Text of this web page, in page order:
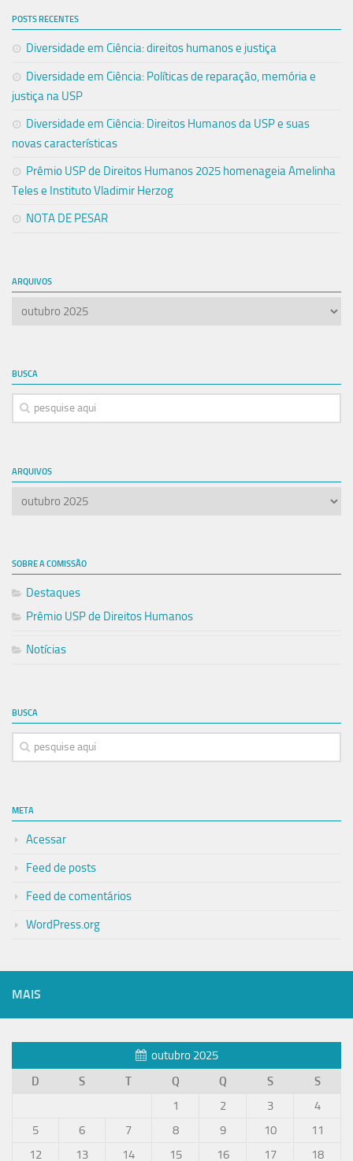
POSTS RECENTES
Diversidade em Ciência: direitos humanos e justiça
Diversidade em Ciência: Políticas de reparação, memória e
justiça na USP
Diversidade em Ciência: Direitos Humanos da USP e suas
novas características
Prêmio USP de Direitos Humanos 2025 homenageia Amelinha
Teles e Instituto Vladimir Herzog
NOTA DE PESAR
ARQUIVOS
Arquivos
BUSCA
ARQUIVOS
Arquivos
SOBRE A COMISSÃO
Destaques
Prêmio USP de Direitos Humanos
Notícias
BUSCA
META
Acessar
Feed de posts
Feed de comentários
WordPress.org
MAIS
outubro 2025
D
S T Q Q S
S
1
2 3
4
5
6 7 8 9 10
11
12
13 14 15 16 17 18